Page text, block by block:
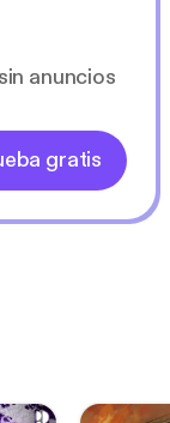
anuncios
gratis